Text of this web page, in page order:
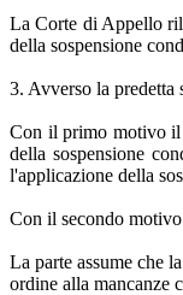
La Corte di Appello
della sospensione
3. Avverso la predetta
Con il primo motivo il
della sospensione
l'applicazione della
Con il secondo
La parte assume che
ordine alla mancanze